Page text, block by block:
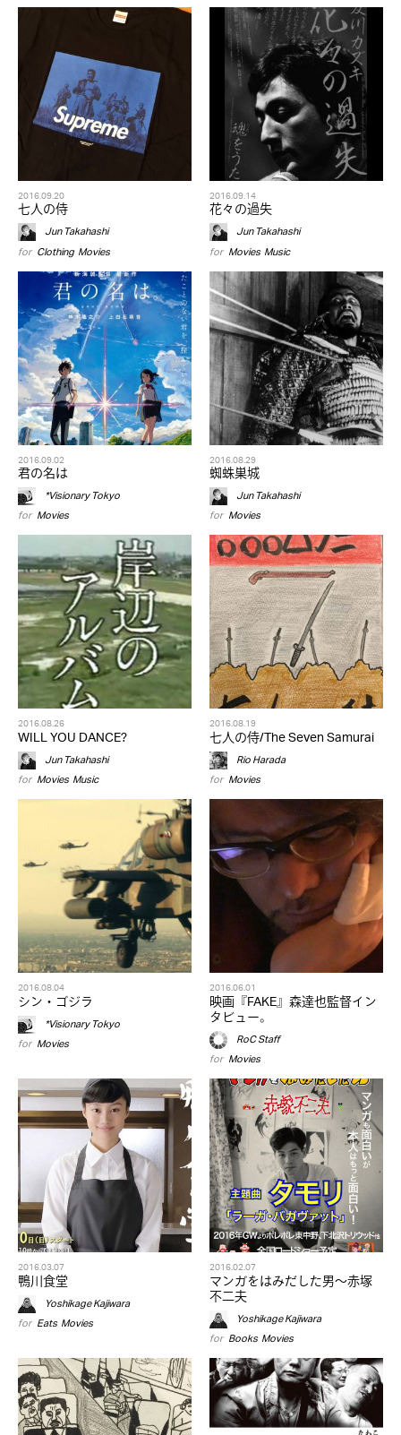
2016.09.20
七人の侍
Jun Takahashi
for Clothing,Movies
2016.09.14
花々の過失
Jun Takahashi
for Movies,Music
2016.09.02
君の名は
*Visionary Tokyo
for Movies
2016.08.29
蜘蛛巣城
Jun Takahashi
for Movies
2016.08.26
WILL YOU DANCE?
Jun Takahashi
for Movies,Music
2016.08.19
七人の侍/The Seven Samurai
Rio Harada
for Movies
2016.08.04
シン・ゴジラ
*Visionary Tokyo
for Movies
2016.06.01
映画『FAKE』森達也監督イン
タビュー。
RoC Staff
for Movies
2016.03.07
鴨川食堂
Yoshikage Kajiwara
for Eats,Movies
2016.02.07
マンガをはみだした男〜赤塚
不二夫
Yoshikage Kajiwara
for Books,Movies